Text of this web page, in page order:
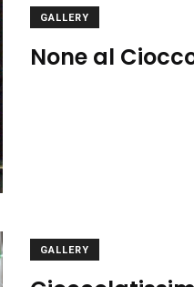
GALLERY
None al
GALLERY